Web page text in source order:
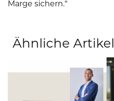
Marge sichern.“
Ähnliche Artikel